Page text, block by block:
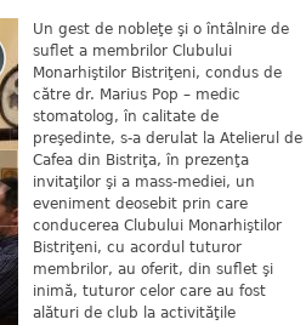
Un gest de nobleţe şi o întâlnire de
suflet a membrilor Clubului
Monarhiştilor Bistriţeni, condus de
către dr. Marius Pop – medic
stomatolog, în calitate de
preşedinte, s-a derulat la Atelierul de
Cafea din Bistriţa, în prezenţa
invitaţilor şi a mass-mediei, un
eveniment deosebit prin care
conducerea Clubului Monarhiştilor
Bistriţeni, cu acordul tuturor
membrilor, au oferit, din suflet şi
inimă, tuturor celor care au fost
alături de club la activităţile